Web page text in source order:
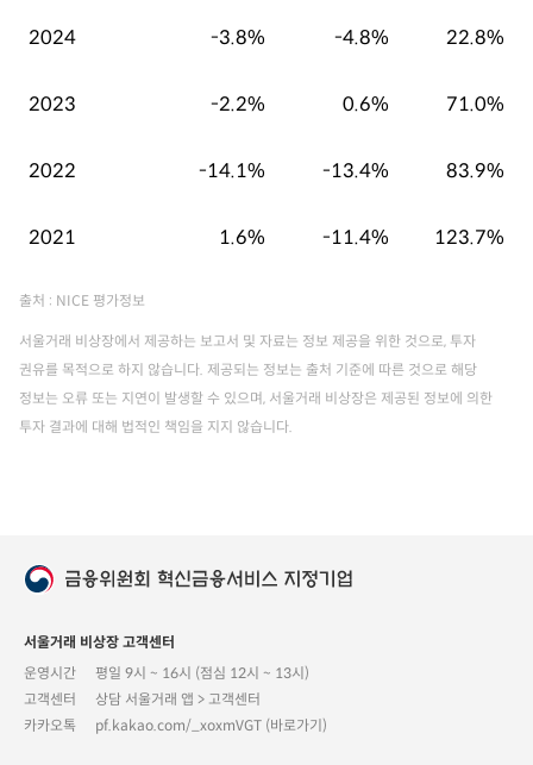
2024 -3.8% -4.8% 22.8%
2023 -2.2% 0.6% 71.0%
2022 -14.1% -13.4% 83.9%
2021 1.6% -11.4% 123.7%
출처 : NICE 평가정보
서울거래 비상장에서 제공하는 보고서 및 자료는 정보 제공을 위한 것으로, 투자
권유를 목적으로 하지 않습니다. 제공되는 정보는 출처 기준에 따른 것으로 해당
정보는 오류 또는 지연이 발생할 수 있으며, 서울거래 비상장은 제공된 정보에 의한
투자 결과에 대해 법적인 책임을 지지 않습니다.
서울거래 비상장 고객센터
운영시간
평일 9시 ~ 16시 (점심 12시 ~ 13시)
고객센터
상담 서울거래 앱 > 고객센터
카카오톡
pf.kakao.com/_xoxmVGT (바로가기)